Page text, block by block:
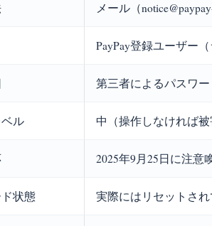
メール（
PayPay登録ユーザー
第三者によるパスワ
ル 中（操作しなければ被
2025年9月25日に注意
状態 実際にはリセットさ